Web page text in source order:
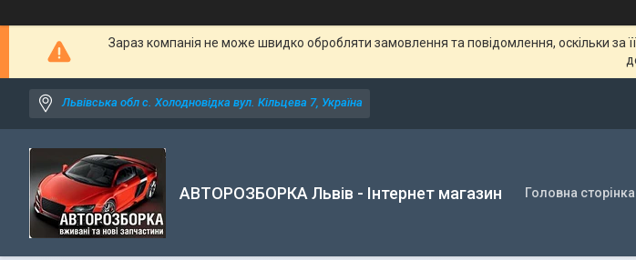
Зараз компанія не може швидко обробляти замовлення та повідомлення, оскільки за
Львівська обл с. Холодновідка вул. Кільцева 7, Україна
АВТОРОЗБОРКА Львів - Інтернет магазин Головна сторінка